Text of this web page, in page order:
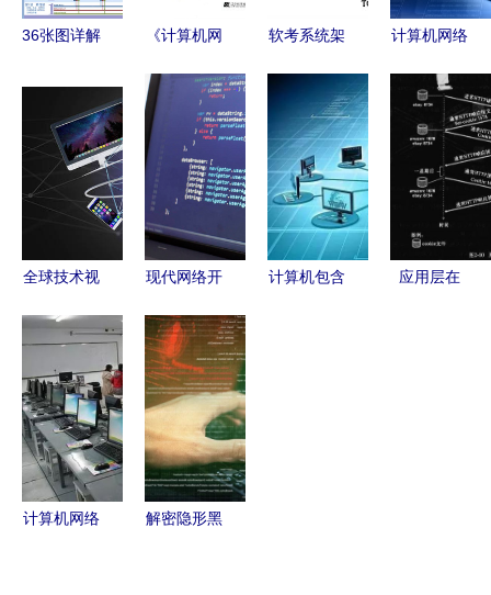
36张图详解
得收藏学
习！（附技
术开发指
《计算机网
| 辽宁科学
技术出版社
构建技术开
发的全景式
指南与评价
软考系统架
计算机网络
核心技术精
讲
计算机网络
计算机网络
技术素材-
计算机网络
技术插画-
摄图新
全球技术视
网络技术开
发的现状与
未来
现代网络开
桌面 代
码、夕阳与
孤独美学
计算机包含
应用层在
计算机网络
解密隐形黑